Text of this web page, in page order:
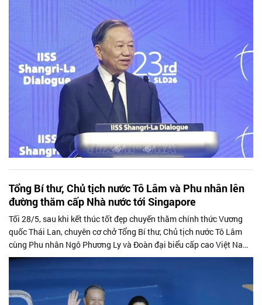
Tổng Bí thư, Chủ tịch nước Tô Lâm và Phu nhân lên
đường thăm cấp Nhà nước tới Singapore
Tối 28/5, sau khi kết thúc tốt đẹp chuyến thăm chính thức Vương
quốc Thái Lan, chuyên cơ chở Tổng Bí thư, Chủ tịch nước Tô Lâm
cùng Phu nhân Ngô Phương Ly và Đoàn đại biểu cấp cao Việt Nam
rời thủ đô Bangkok lên đường thăm cấp Nhà nước tới Cộng hòa
Shanmugaratnam và Phu nhân.